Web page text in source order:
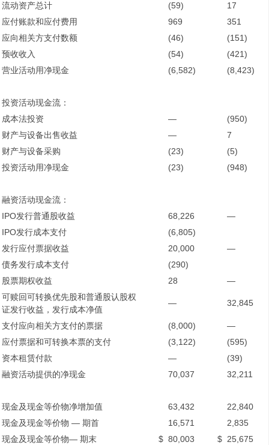
流动资产总计
(59)
17
应付账款和应付费用
969
351
应向相关方支付数额
(46)
(151)
预收收入
(54)
(421)
营业活动用净现金
(6,582) (8,423)
投资活动现金流：
成本法投资
—
(950)
财产与设备出售收益
—
7
财产与设备采购
(23)
(5)
投资活动用净现金
(23) (948)
融资活动现金流：
IPO发行普通股收益
68,226
—
IPO发行成本支付
(6,805)
发行应付票据收益
20,000
—
债务发行成本支付
(290)
股票期权收益
28
—
可赎回可转换优先股和普通股认股权
证发行收益，发行成本净值
— 32,845
支付应向相关方支付的票据 (8,000)
—
应付票据和可转换本票的支付
(3,122)
(595)
资本租赁付款
—
(39)
融资活动提供的净现金
70,037 32,211
现金及现金等价物净增加值 63,432
22,840
现金及现金等价物 — 期首
16,571
2,835
现金及现金等价物— 期末
$ 80,003 $ 25,675